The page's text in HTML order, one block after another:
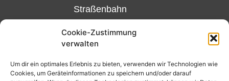
Cookie-Zustimmung
verwalten
Um dir ein optimales Erlebnis zu bieten, verwenden wir Technologien wie
Cookies, um Geräteinformationen zu speichern und/oder darauf
Straßenbahn
Linie 18
und 12,
Haltestelle
Matthias-
Beltz-